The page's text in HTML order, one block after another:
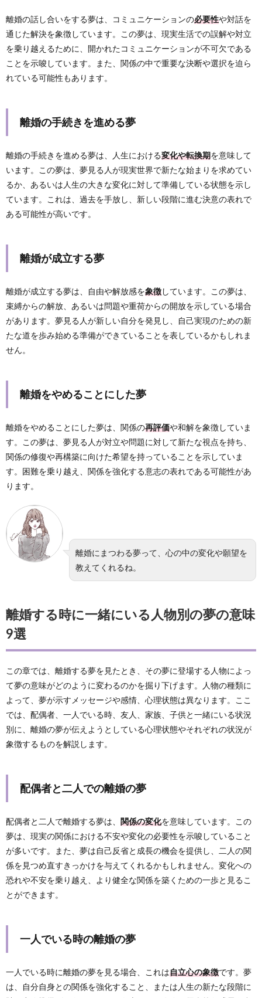
離婚の話し合いをする夢は、コミュニケーションの必要性や対話を
通じた解決を象徴しています。この夢は、現実生活での誤解や対立
を乗り越えるために、開かれたコミュニケーションが不可欠である
ことを示唆しています。また、関係の中で重要な決断や選択を迫ら
れている可能性もあります。
離婚の手続きを進める夢
離婚の手続きを進める夢は、人生における変化や転換期を意味して
います。この夢は、夢見る人が現実世界で新たな始まりを求めてい
るか、あるいは人生の大きな変化に対して準備している状態を示し
ています。これは、過去を手放し、新しい段階に進む決意の表れで
ある可能性が高いです。
離婚が成立する夢
離婚が成立する夢は、自由や解放感を象徴しています。この夢は、
束縛からの解放、あるいは問題や重荷からの開放を示している場合
があります。夢見る人が新しい自分を発見し、自己実現のための新
たな道を歩み始める準備ができていることを表しているかもしれま
せん。
離婚をやめることにした夢
離婚をやめることにした夢は、関係の再評価や和解を象徴していま
す。この夢は、夢見る人が対立や問題に対して新たな視点を持ち、
関係の修復や再構築に向けた希望を持っていることを示していま
す。困難を乗り越え、関係を強化する意志の表れである可能性があ
ります。
離婚にまつわる夢って、心の中の変化や願望を
教えてくれるね。
離婚する時に一緒にいる人物別の夢の意味
9選
この章では、離婚する夢を見たとき、その夢に登場する人物によっ
て夢の意味がどのように変わるのかを掘り下げます。人物の種類に
よって、夢が示すメッセージや感情、心理状態は異なります。ここ
では、配偶者、一人でいる時、友人、家族、子供と一緒にいる状況
別に、離婚の夢が伝えようとしている心理状態やそれぞれの状況が
象徴するものを解説します。
配偶者と二人での離婚の夢
配偶者と二人で離婚する夢は、 関係の変化を意味しています。この
夢は、現実の関係における不安や変化の必要性を示唆していること
が多いです。また、夢は自己反省と成長の機会を提供し、二人の関
係を見つめ直すきっかけを与えてくれるかもしれません。変化への
恐れや不安を乗り越え、より健全な関係を築くための一歩と見るこ
とができます。
一人でいる時の離婚の夢
一人でいる時に離婚の夢を見る場合、これは自立心の象徴です。夢
は、自分自身との関係を強化すること、または人生の新たな段階に